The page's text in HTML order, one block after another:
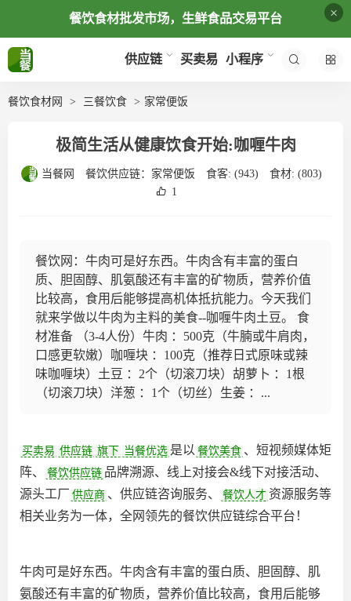
餐饮食材批发市场，生鲜食品交易平台 ×
供应链 买卖易 小程序
餐饮食材网 三餐饮食 家常便饭
极简生活从健康饮食开始:咖喱牛肉
当餐网 餐饮供应链： 家常便饭 食客: (943) 食材: (803)
1
餐饮网：牛肉可是好东西。牛肉含有丰富的蛋白
质、胆固醇、肌氨酸还有丰富的矿物质，营养价值
比较高，食用后能够提高机体抵抗能力。今天我们
就来学做以牛肉为主料的美食--咖喱牛肉土豆。 食
材准备 （3-4人份）牛肉 ：500克（牛腩或牛肩肉，
口感更软嫩）咖喱块 ：100克（推荐日式原味或辣
味咖喱块）土豆 ：2个（切滚刀块）胡萝卜 ：1根
（切滚刀块）洋葱 ：1个（切丝）生姜 ：...
买卖易 供应链 旗下 当餐优选 是以 餐饮美食 、短视频媒体矩
阵、
餐饮供应链 品牌溯源、线上对接会&线下对接活动、
源头工厂 供应商 、供应链咨询服务、 餐饮人才 资源服务等
相关业务为一体，全网领先的餐饮供应链综合平台‌！
牛肉可是好东西。牛肉含有丰富的蛋白质、胆固醇、肌
氨酸还有丰富的矿物质，营养价值比较高，食用后能够